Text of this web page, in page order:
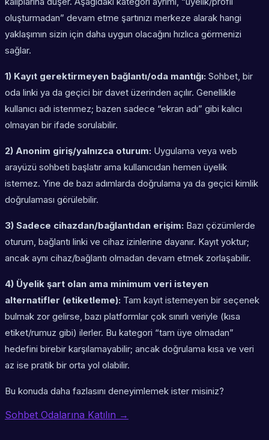
oluşturmadan” devam etme şartınızı merkeze alarak hangi
yaklaşımın sizin için daha uygun olacağını hızlıca görmenizi
sağlar.
1) Kayıt gerektirmeyen bağlantı/oda mantığı: Sohbet, bir
oda linki ya da geçici bir davet üzerinden açılır. Genellikle
kullanıcı adı istenmez; bazen sadece “ekran adı” gibi kalıcı
olmayan bir ifade sorulabilir.
2) Anonim giriş/yalnızca oturum: Uygulama veya web
arayüzü sohbeti başlatır ama kullanıcıdan hemen üyelik
istemez. Yine de bazı adımlarda doğrulama ya da geçici kimlik
doğrulaması görülebilir.
3) Sadece cihazdan/bağlantıdan erişim: Bazı çözümlerde
oturum, bağlantı linki ve cihaz izinlerine dayanır. Kayıt yoktur;
ancak aynı cihaz/bağlantı olmadan devam etmek zorlaşabilir.
4) Üyelik şart olan ama minimum veri isteyen
alternatifler (etiketleme): Tam kayıt istemeyen bir seçenek
bulmak zor gelirse, bazı platformlar çok sınırlı veriyle (kısa
etiket/rumuz gibi) ilerler. Bu kategori “tam üye olmadan”
hedefini birebir karşılamayabilir; ancak doğrulama kısa ve veri
az ise pratik bir orta yol olabilir.
Bu konuda daha fazlasını deneyimlemek ister misiniz?
Sohbet Odalarına Katılın →